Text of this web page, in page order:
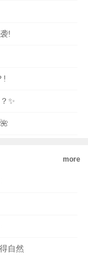
!
!
✨
more
自然